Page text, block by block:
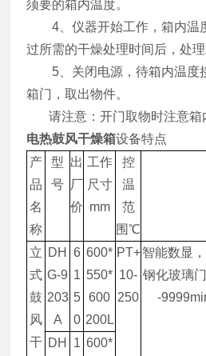
须要的箱内温度。
4、仪器开始工作，箱内温
过所需的干燥处理时间后，处理
5、关闭电源，待箱内温度
箱门，取出物件。
请注意：开门取物时注意箱
电热鼓风干燥箱设备特点
产
品
名
称
型
号
出
厂
价
工作
尺寸
mm
控
温
范
围℃
立
式
鼓
风
干
DH
G-9
203
A
6
1
5
0
600*
550*
600
200L
PT+
10-
250
智能数显
钢化玻璃
-
DH
1 600*